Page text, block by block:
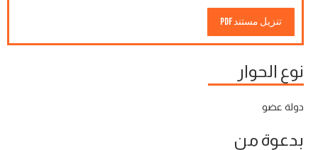
تنزيل مستند PDF
نوع الحوار
دولة عضو
بدعوة من